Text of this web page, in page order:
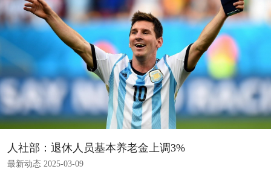
人社部：退休人员基本养老金上调3%
最新动态 2025-03-09